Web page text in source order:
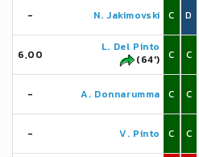
- N. Jakimovski C
6,00
L. Del Pinto
(64')
C
- A. Donnarumma C
- V. Pinto C
D
C
C
C